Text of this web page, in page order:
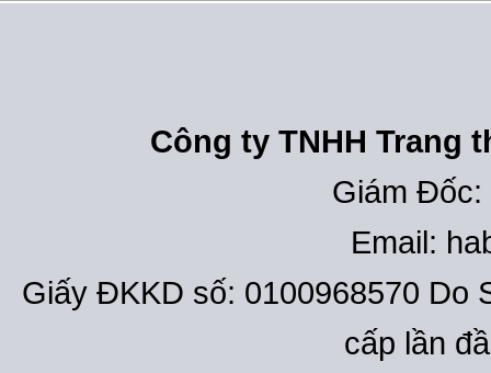
Công ty TNHH Trang
Giám Đốc:
Email:
Giấy ĐKKD số: 0100968570 Do
cấp lần